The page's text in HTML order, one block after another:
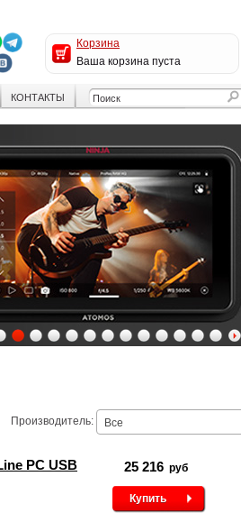
Корзина
Ваша корзина пуста
КОНТАКТЫ
2 3 4 5 6 7 8 9 10111213
Производитель: Все
PC USB
25 216 руб
Купить